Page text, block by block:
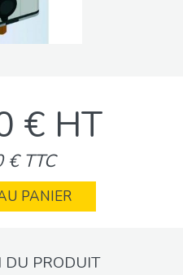
€ HT
€ TTC
PANIER
DU PRODUIT